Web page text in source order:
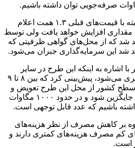
وی هزینه اجرای طرح را البته با قیمت‌های قبلی ۱.۳ همت اعلام
مقداری افزایش خواهد یافت ولی توسط
که از محل‌های گواهی ظرفیتی که
شد این سرمایه‌گذاری جبران می‌شود.
با اشاره به اینکه این طرح در سایر
استان‌ها هم به موازات پیگیری می‌شود، پیش‌بینی کرد که بین ۸ تا ۹
کشور از محل این طرح تعویض و
چراغ‌های کم مصرف LED جایگزین شود و در حدود ۱۰۰۰ مگاوات
باشیم که عدد قابل توجهی است.
بر کاهش مصرف از نظر هزینه‌های
کم مصرف هزینه‌های کمتری دارند و
است.